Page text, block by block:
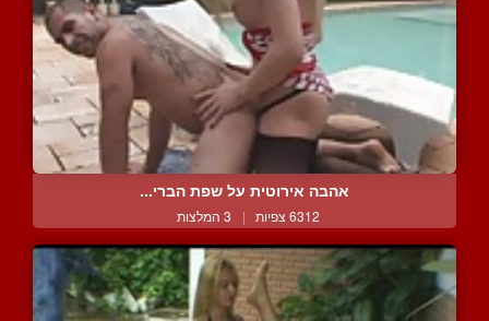
אהבה אירוטית על שפת הברי...
6312 צפיות | 3 המלצות